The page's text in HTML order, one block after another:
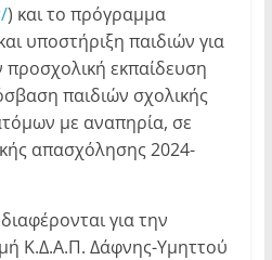
) και το πρόγραμμα
υποστήριξη παιδιών για
εκπαίδευση
παιδιών σχολικής
με αναπηρία, σε
απασχόλησης 2024-
για την
Κ.Δ.Α.Π. Δάφνης-Υμηττού